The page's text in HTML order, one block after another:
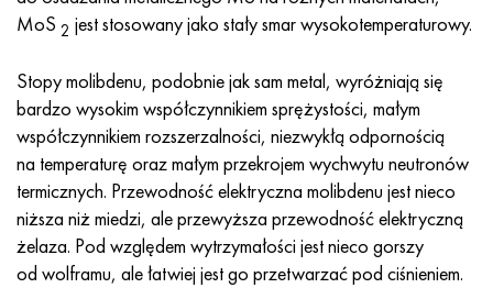
MoS 2 jest stosowany jako stały smar wysokotemperaturowy.
Stopy molibdenu, podobnie jak sam metal, wyróżniają się
bardzo wysokim współczynnikiem sprężystości, małym
współczynnikiem rozszerzalności, niezwykłą odpornością
na temperaturę oraz małym przekrojem wychwytu neutronów
termicznych. Przewodność elektryczna molibdenu jest nieco
niższa niż miedzi, ale przewyższa przewodność elektryczną
żelaza. Pod względem wytrzymałości jest nieco gorszy
od wolframu, ale łatwiej jest go przetwarzać pod ciśnieniem.
Udimet 500
Udimet 720